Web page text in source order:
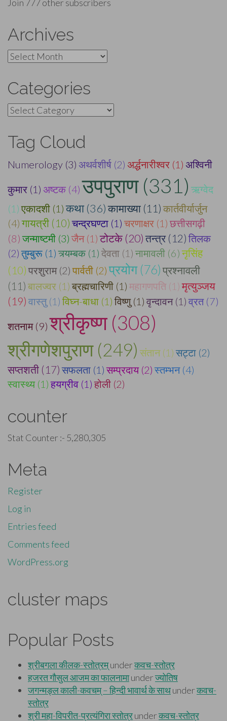
Join 777 other subscribers
Archives
Archives
Categories
Categories
Tag Cloud
Numerology (3) अथर्वशीर्ष (2) अर्द्धनारीश्वर (1) अश्विनी
कुमार (1) अष्टक (4) उपपुराण (331) ऋग्वेद
(1) एकादशी (1) कथा (36) कामाख्या (11) कार्तवीर्यार्जुन
(4) गायत्री (10) चन्द्रघण्टा (1) चरणाक्षर (1) छत्तीसगढ़ी
(8) जन्माष्टमी (3) जैन (1) टोटके (20) तन्त्र (12) तिलक
(2) तुम्बुरू (1) त्र्यम्बक (1) देवता (1) नामावली (6) नृसिंह
(10) परशुराम (2) पार्वती (2) प्रयोग (76) प्रश्नावली
(11) बालज्वर (1) ब्रह्मचारिणी (1) महागणपति (1) मृत्युञ्जय
(19) वास्तु (1) विघ्न-बाधा (1) विष्णु (1) वृन्दावन (1) व्रत (7)
शतनाम (9) श्रीकृष्ण (308)
श्रीगणेशपुराण (249) संतान (1) सट्टा (2)
सप्तशती (17) सफलता (1) सम्प्रदाय (2) स्तम्भन (4)
स्वास्थ्य (1) हयग्रीव (1) होली (2)
counter
Stat Counter :- 5,280,305
Meta
Register
Log in
Entries feed
Comments feed
WordPress.org
cluster maps
Popular Posts